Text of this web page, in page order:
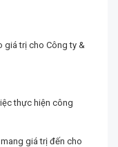
giá trị cho Công ty &
thực hiện công
giá trị đến cho